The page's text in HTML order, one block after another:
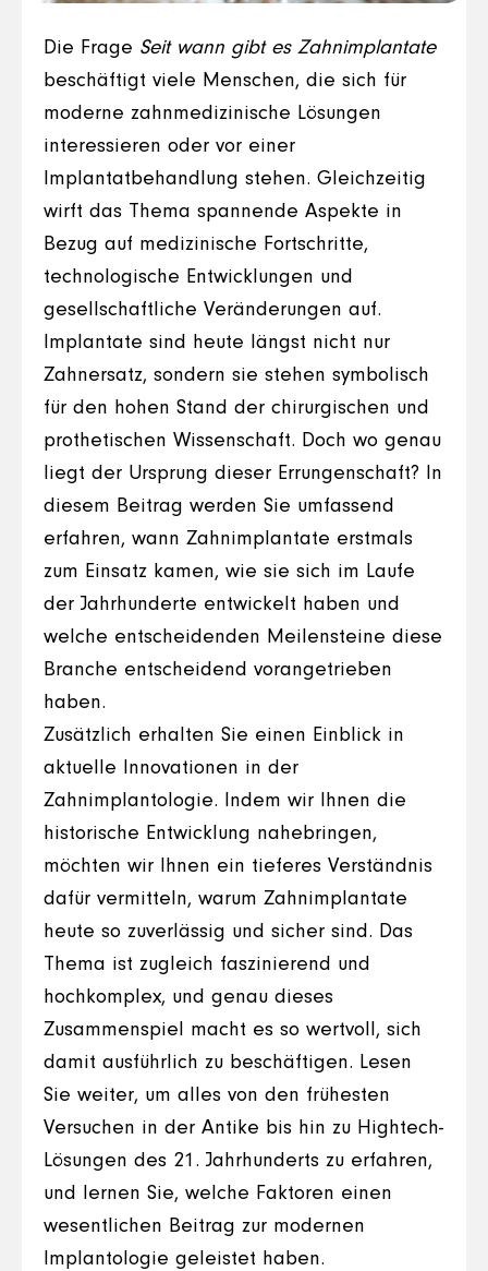
Die Frage Seit wann gibt es Zahnimplantate
beschäftigt viele Menschen, die sich für
moderne zahnmedizinische Lösungen
interessieren oder vor einer
Implantatbehandlung stehen. Gleichzeitig
wirft das Thema spannende Aspekte in
Bezug auf medizinische Fortschritte,
technologische Entwicklungen und
gesellschaftliche Veränderungen auf.
Implantate sind heute längst nicht nur
Zahnersatz, sondern sie stehen symbolisch
für den hohen Stand der chirurgischen und
prothetischen Wissenschaft. Doch wo genau
liegt der Ursprung dieser Errungenschaft? In
diesem Beitrag werden Sie umfassend
erfahren, wann Zahnimplantate erstmals
zum Einsatz kamen, wie sie sich im Laufe
der Jahrhunderte entwickelt haben und
welche entscheidenden Meilensteine diese
Branche entscheidend vorangetrieben
haben.
Zusätzlich erhalten Sie einen Einblick in
aktuelle Innovationen in der
Zahnimplantologie. Indem wir Ihnen die
historische Entwicklung nahebringen,
möchten wir Ihnen ein tieferes Verständnis
dafür vermitteln, warum Zahnimplantate
heute so zuverlässig und sicher sind. Das
Thema ist zugleich faszinierend und
hochkomplex, und genau dieses
Zusammenspiel macht es so wertvoll, sich
damit ausführlich zu beschäftigen. Lesen
Sie weiter, um alles von den frühesten
Versuchen in der Antike bis hin zu Hightech-
Lösungen des 21. Jahrhunderts zu erfahren,
und lernen Sie, welche Faktoren einen
wesentlichen Beitrag zur modernen
Implantologie geleistet haben.